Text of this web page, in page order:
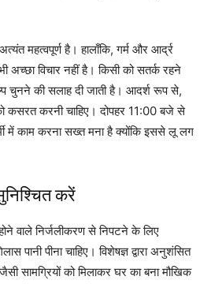
महत्वपूर्ण है। हालाँकि, गर्म और आर्द्र
अच्छा विचार नहीं है। किसी को सतर्क रहने
चुनने की सलाह दी जाती है। आदर्श रूप से,
कसरत करनी चाहिए। दोपहर 11:00 बजे से
में काम करना सख्त मना है क्योंकि इससे लू लग
करें
वाले निर्जलीकरण से निपटने के लिए
पानी पीना चाहिए। विशेषज्ञ द्वारा अनुशंसित
सामग्रियों को मिलाकर घर का बना मौखिक